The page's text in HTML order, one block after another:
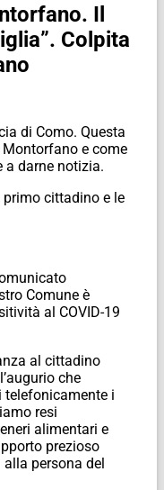
Il
Colpita
di Como. Questa
e come
a darne notizia.
cittadino e le
Comune è
al COVID-19
al cittadino
che
telefonicamente i
resi
alimentari e
prezioso
alla persona del